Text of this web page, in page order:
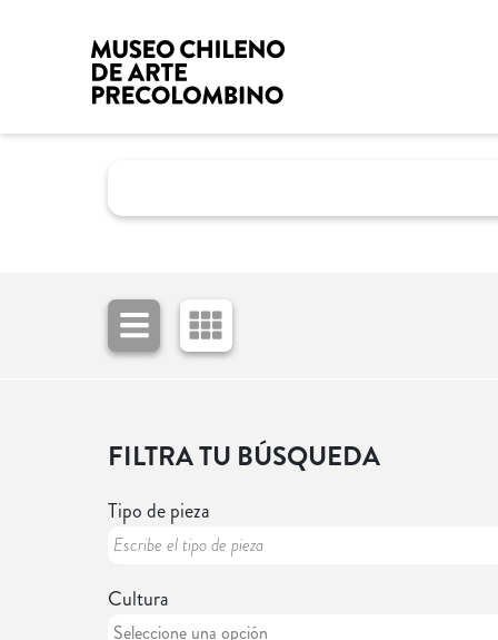
FILTRA TU BÚSQUEDA
Tipo de pieza
Cultura